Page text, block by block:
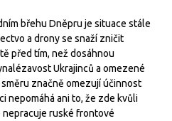
břehu Dněpru je situace stále
a drony se snaží zničit
před tím, než dosáhnou
Ukrajinců a omezené
značně omezují účinnost
nepomáhá ani to, že zde kvůli
ruské frontové